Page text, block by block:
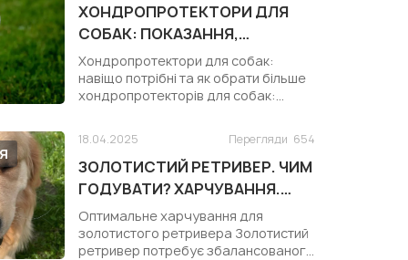
ХОНДРОПРОТЕКТОРИ ДЛЯ
СОБАК: ПОКАЗАННЯ,
КОРИСТЬ І ЗАСТОСУВАННЯ
Хондропротектори для собак:
навіщо потрібні та як обрати більше
хондропротекторів для собак:
18.04.2025 Перегляди 654
ЗОЛОТИСТИЙ РЕТРИВЕР. ЧИМ
ГОДУВАТИ? ХАРЧУВАННЯ.
КОРМ ДЛЯ ЗОЛОТИСТОГО
РЕТРИВЕРА
Оптимальне харчування для
золотистого ретривера Золотистий
ретривер потребує збалансованого